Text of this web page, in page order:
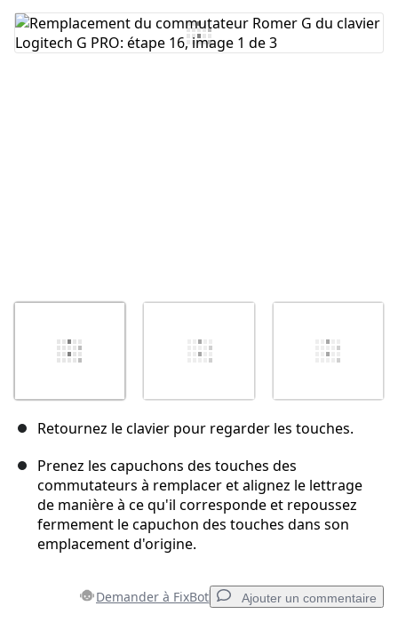
Ajouter un commentaire
Retournez le clavier pour regarder les touches.
Prenez les capuchons des touches des
commutateurs à remplacer et alignez le lettrage
de manière à ce qu'il corresponde et repoussez
fermement le capuchon des touches dans son
emplacement d'origine.
Demander à FixBot Ajouter un commentaire